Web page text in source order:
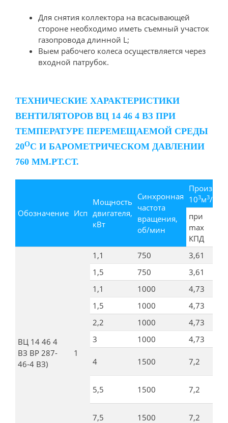
Для снятия коллектора на всасывающей
стороне необходимо иметь съемный участок
газопровода длинной L;
Выем рабочего колеса осуществляется через
входной патрубок.
ТЕХНИЧЕСКИЕ ХАРАКТЕРИСТИКИ
ВЕНТИЛЯТОРОВ ВЦ 14 46 4 ВЗ ПРИ
ТЕМПЕРАТУРЕ ПЕРЕМЕЩАЕМОЙ СРЕДЫ
20ОС И БАРОМЕТРИЧЕСКОМ ДАВЛЕНИИ
760 ММ.РТ.СТ.
Обозначение Исп
Мощность
двигателя,
кВт
Синхронная
частота
вращения,
об/мин
103м3/ч
при
max
КПД
ВЦ 14 46 4
ВЗ ВР 287-
46-4 ВЗ)
1
1,1 750 3,61
1,5
750 3,61
1,1
1000 4,73
1,5
1000 4,73
2,2
1000 4,73
3
1000 4,73
4 1500 7,2
5,5 1500 7,2
7,5 1500 7,2